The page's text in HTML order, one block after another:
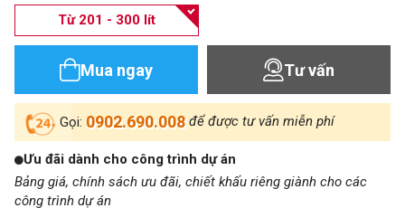
Từ 201 - 300 lít
Mua ngay Tư vấn
Gọi: 0902.690.008 để được tư vấn miễn phí
Ưu đãi dành cho công trình dự án
Bảng giá, chính sách ưu đãi, chiết khấu riêng giành cho các
công trình dự án